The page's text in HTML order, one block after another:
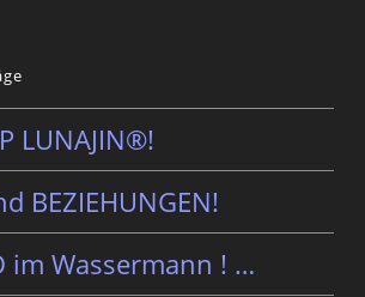
LUNAJIN®!
BEZIEHUNGEN!
im Wassermann ! …